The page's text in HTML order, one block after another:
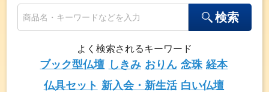
検索
よく検索されるキーワード
ブック型仏壇 しきみ おりん 念珠 経本
仏具セット 新入会・新生活 白い仏壇